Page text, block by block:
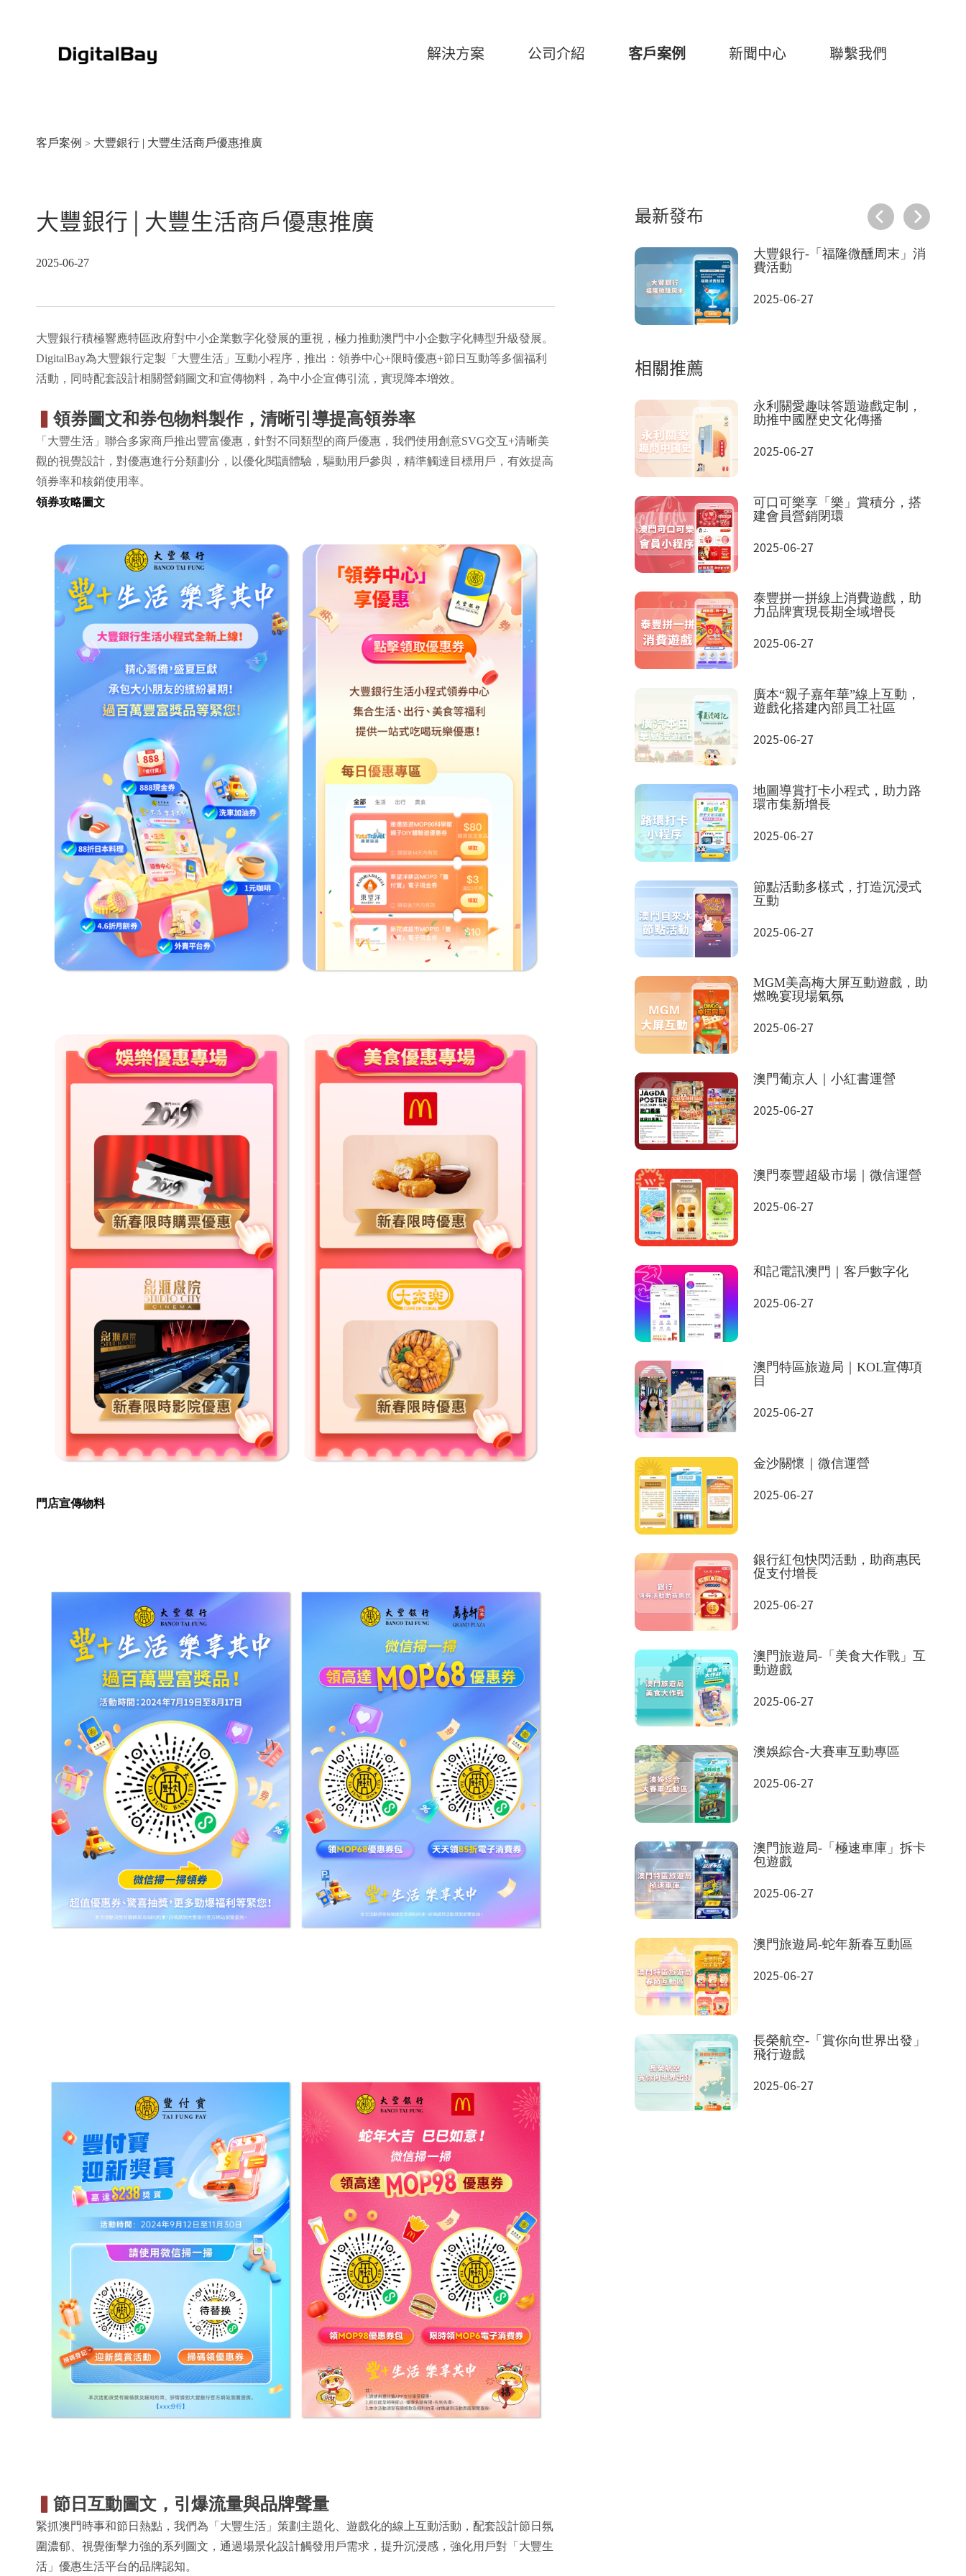
解決方案 公司介紹 客戶案例 新聞中心 聯繫我們
客戶案例 > 大豐銀行 | 大豐生活商戶優惠推廣
大豐銀行 | 大豐生活商戶優惠推廣
2025-06-27
大豐銀行積極響應特區政府對中小企業數字化發展的重視，極力推動澳門中小企數字化轉型升級發展。
DigitalBay為大豐銀行定製「大豐生活」互動小程序，推出：領券中心+限時優惠+節日互動等多個福利
活動，同時配套設計相關營銷圖文和宣傳物料，為中小企宣傳引流，實現降本增效。
▍領券圖文和券包物料製作，清晰引導提高領券率
「大豐生活」聯合多家商戶推出豐富優惠，針對不同類型的商戶優惠，我們使用創意SVG交互+清晰美
觀的視覺設計，對優惠進行分類劃分，以優化閱讀體驗，驅動用戶參與，精準觸達目標用戶，有效提高
領券率和核銷使用率。
領券攻略圖文
門店宣傳物料
節日互動圖文，引爆流量與品牌聲量
緊抓澳門時事和節日熱點，我們為「大豐生活」策劃主題化、遊戲化的線上互動活動，配套設計節日氛
圍濃郁、視覺衝擊力強的系列圖文，通過場景化設計觸發用戶需求，提升沉浸感，強化用戶對「大豐生
活」優惠生活平台的品牌認知。
最新發布
大豐銀行-「福隆微醺周末」消
費活動
2025-06-27
相關推薦
永利關愛趣味答題遊戲定制，
助推中國歷史文化傳播
2025-06-27
可口可樂享「樂」賞積分，搭
建會員營銷閉環
2025-06-27
泰豐拼一拼線上消費遊戲，助
力品牌實現長期全域增長
2025-06-27
廣本“親子嘉年華”線上互動，
遊戲化搭建內部員工社區
2025-06-27
地圖導賞打卡小程式，助力路
環市集新增長
2025-06-27
節點活動多樣式，打造沉浸式
互動
2025-06-27
MGM美高梅大屏互動遊戲，助
燃晚宴現場氣氛
2025-06-27
澳門葡京人｜小紅書運營
2025-06-27
澳門泰豐超級市場｜微信運營
2025-06-27
和記電訊澳門｜客戶數字化
2025-06-27
澳門特區旅遊局｜KOL宣傳項
目
2025-06-27
金沙關懷｜微信運營
2025-06-27
銀行紅包快閃活動，助商惠民
促支付增長
2025-06-27
澳門旅遊局-「美食大作戰」互
動遊戲
2025-06-27
澳娛綜合-大賽車互動專區
2025-06-27
澳門旅遊局-「極速車庫」拆卡
包遊戲
2025-06-27
澳門旅遊局-蛇年新春互動區
2025-06-27
長榮航空-「賞你向世界出發」
飛行遊戲
2025-06-27